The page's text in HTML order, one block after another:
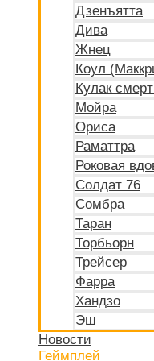
Дзенъятта
Дива
Жнец
Коул
Кулак
Мойра
Ориса
Раматтра
Роковая
Солдат 76
Сомбра
Таран
Торбьорн
Трейсер
Фарра
Хандзо
Эш
Новости
Геймплей